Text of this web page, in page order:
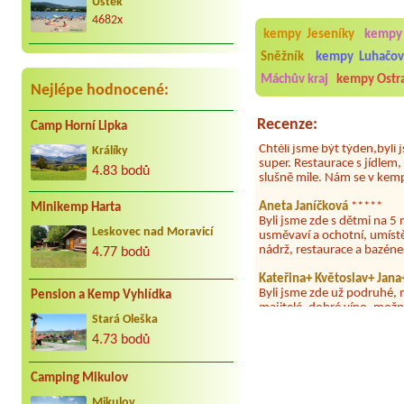
Za nás to nej co může být. Jezdíme s
kar. cca 25 let do Jindřiše vždy
4682x
Nejlépe hodnocené:
Camp Horní Lipka
Králíky
4.83 bodů
Minikemp Harta
Leskovec nad Moravicí
4.77 bodů
Pension a Kemp Vyhlídka
Stará Oleška
4.73 bodů
Camping Mikulov
kempy Jeseníky
Sněžník
kempy
Máchův kraj
kempy
Recenze:
Aneta Melicharová***
Byli jsme zde v týdnu od
utěrky, což při množství
velice zklamalo byl
jak na pouti- z každého
Chtěli jsme být týden,byli
super. Restaurace s
slušně mile. Nám se v
Aneta Janíčková *****
Byli jsme zde s dětmi na
usměvaví a ochotní,
nádrž, restaurace a
Kateřina+ Květoslav+
Byli jsme zde už podruhé,
majitelé, dobré víno,
dovolená 🤩🤩